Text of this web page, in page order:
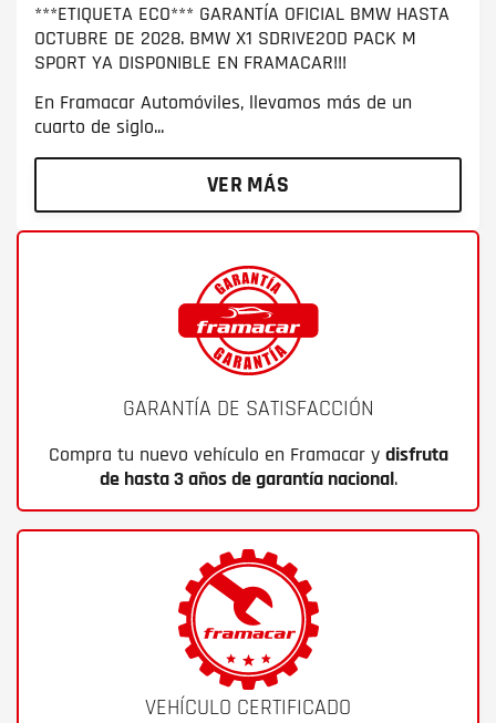
***ETIQUETA ECO*** GARANTÍA OFICIAL BMW HASTA
OCTUBRE DE 2028. BMW X1 SDRIVE2OD PACK M
SPORT YA DISPONIBLE EN FRAMACAR!!!
En Framacar Automóviles, llevamos más de un
cuarto de siglo...
VER MÁS
GARANTÍA DE SATISFACCIÓN
Compra tu nuevo vehículo en Framacar y disfruta
de hasta 3 años de garantía nacional.
VEHÍCULO CERTIFICADO